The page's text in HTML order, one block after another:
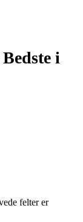
Bedste i
felter er